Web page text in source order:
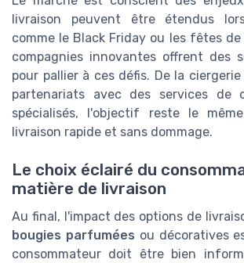
livraison peuvent être étendus
comme le Black Friday ou les fêtes
compagnies innovantes offrent des
pour pallier à ces défis. De la
partenariats avec des services de
spécialisés, l'objectif reste le
livraison rapide et sans dommage.
Le choix éclairé du
matière de livraison
Au final, l'impact des options de
bougies parfumées ou décoratives
consommateur doit être bien